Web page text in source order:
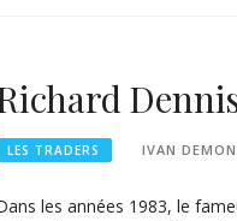
LES TRADERS IVAN
les années 1983, le